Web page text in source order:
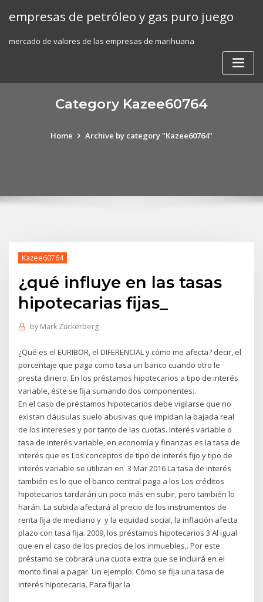
empresas de petróleo y gas puro juego
mercado de valores de las empresas de marihuana
Category Kazee60764
Home Archive by category "Kazee60764"
Kazee60764
¿qué influye en las tasas
hipotecarias fijas_
by Mark Zuckerberg
¿Qué es el EURIBOR, el DIFERENCIAL y cómo me afecta? decir, el
porcentaje que paga como tasa un banco cuando otro le
presta dinero. En los préstamos hipotecarios a tipo de interés
variable, éste se fija sumando dos componentes:.
En el caso de préstamos hipotecarios debe vigilarse que no
existan cláusulas suelo abusivas que impidan la bajada real
de los intereses y por tanto de las cuotas. Interés variable o
tasa de interés variable, en economía y finanzas es la tasa de
interés que es Los conceptos de tipo de interés fijo y tipo de
interés variable se utilizan en 3 Mar 2016 La tasa de interés
también es lo que el banco central paga a los Los créditos
hipotecarios tardarán un poco más en subir, pero también lo
harán. La subida afectará al precio de los instrumentos de
renta fija de mediano y y la equidad social, la inflación afecta
plazo con tasa fija. 2009, los préstamos hipotecarios 3 Al igual
que en el caso de los precios de los inmuebles,. Por este
préstamo se cobrará una cuota extra que se incluirá en el
monto final a pagar. Un ejemplo: Cómo se fija una tasa de
interés hipotecaria. Para fijar la